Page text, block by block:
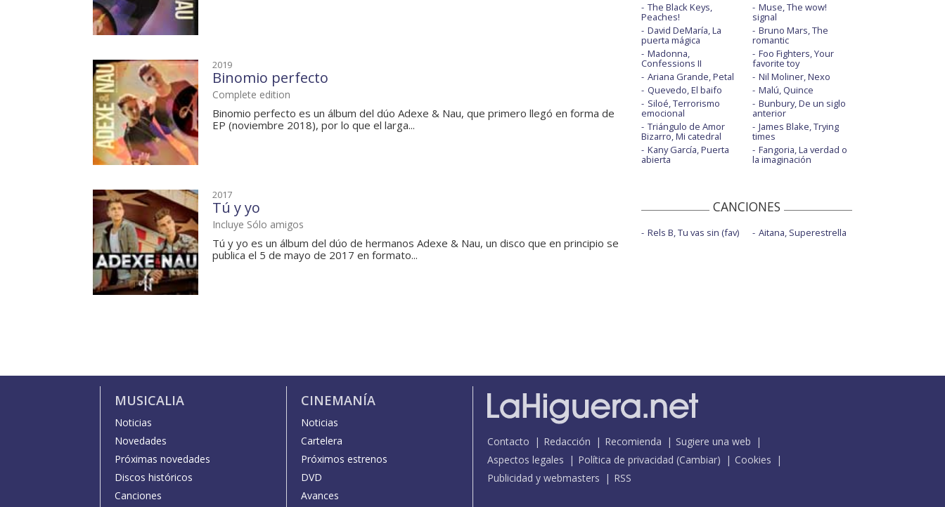
2019
Binomio perfecto
Complete edition
Binomio perfecto es un álbum del dúo Adexe & Nau, que primero llegó en forma de
EP (noviembre 2018), por lo que el larga...
2017
Tú y yo
Incluye Sólo amigos
Tú y yo es un álbum del dúo de hermanos Adexe & Nau, un disco que en principio se
publica el 5 de mayo de 2017 en formato...
The Black Keys,
Peaches!
David DeMaría, La
puerta mágica
Madonna,
Confessions II
Ariana Grande, Petal
Quevedo, El baifo
Siloé, Terrorismo
emocional
Triángulo de Amor
Bizarro, Mi catedral
Kany García, Puerta
abierta
Muse, The wow!
signal
Bruno Mars, The
romantic
Foo Fighters, Your
favorite toy
Nil Moliner, Nexo
Malú, Quince
Bunbury, De un siglo
anterior
James Blake, Trying
times
Fangoria, La verdad o
la imaginación
CANCIONES
Rels B, Tu vas sin (fav) Aitana, Superestrella
MUSICALIA
Noticias
Novedades
Próximas novedades
Discos históricos
Canciones
CINEMANÍA
Noticias
Cartelera
Próximos estrenos
DVD
Avances
Contacto Redacción Recomienda
Sugiere una web
Aspectos legales
Política de privacidad (Cambiar)
Cookies
Publicidad y webmasters
RSS